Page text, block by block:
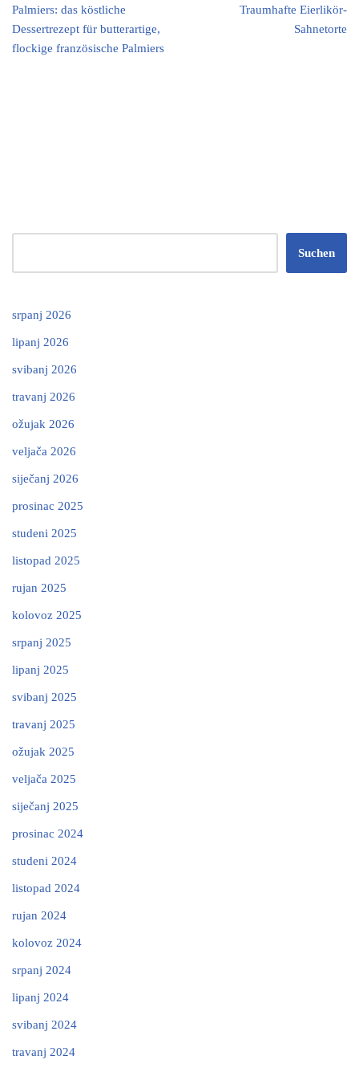
Palmiers: das köstliche
Dessertrezept für butterartige,
flockige französische Palmiers
Traumhafte Eierlikör-
Sahnetorte
Suchen
srpanj 2026
lipanj 2026
svibanj 2026
travanj 2026
ožujak 2026
veljača 2026
siječanj 2026
prosinac 2025
studeni 2025
listopad 2025
rujan 2025
kolovoz 2025
srpanj 2025
lipanj 2025
svibanj 2025
travanj 2025
ožujak 2025
veljača 2025
siječanj 2025
prosinac 2024
studeni 2024
listopad 2024
rujan 2024
kolovoz 2024
srpanj 2024
lipanj 2024
svibanj 2024
travanj 2024